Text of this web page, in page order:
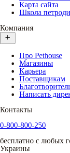
Карта сайта
Школа
Компания
Про Pethouse
Магазины
Карьера
Поставщикам
Написать
Контакты
0-800-800-250
бесплатно с любых
Украины